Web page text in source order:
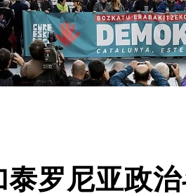
泰罗尼亚政